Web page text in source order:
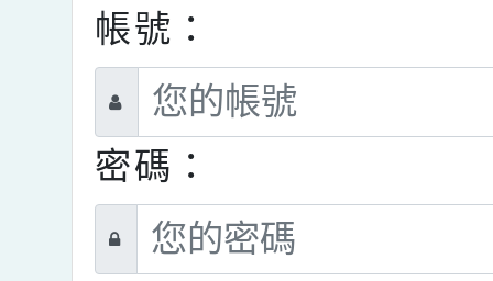
帳號：
密碼：